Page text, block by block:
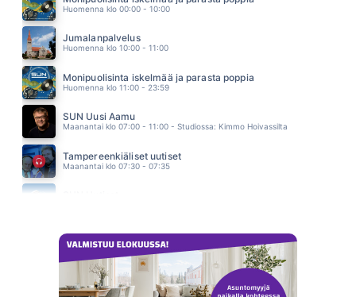
ANTTI AHOPELTO
MAKES ME WONDER
MAROON 5
Huomenna klo 00:00 - 10:00
Jumalanpalvelus
Huomenna klo 10:00 - 11:00
Monipuolisinta iskelmää ja parasta poppia
Huomenna klo 11:00 - 23:59
SUN Uusi Aamu
Maanantai klo 07:00 - 11:00 - Studiossa: Kimmo Hoivassilta
Tampereenkiäliset uutiset
Maanantai klo 07:30 - 07:35